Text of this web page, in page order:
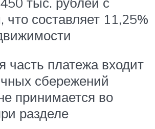
составляет 11,25%
часть платежа входит
сбережений
принимается во
разделе